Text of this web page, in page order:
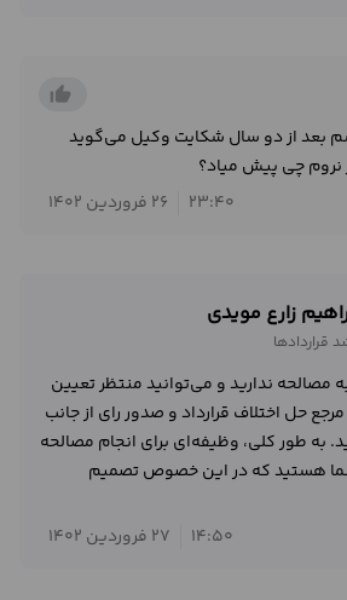
thumb_up_alt
بعد از دو سال شکایت وکیل می‌گوید
نروم چی پیش میاد؟
23:40
26 فروردین 1402
زارع مویدی
قراردادها
مصالحه ندارید و می‌توانید منتظر تعیین
حل اختلاف قرارداد و صدور رای از جانب
به طور کلی، وظیفه‌ای برای انجام مصالحه
هستید که در این خصوص تصمیم
14:50
27 فروردین 1402